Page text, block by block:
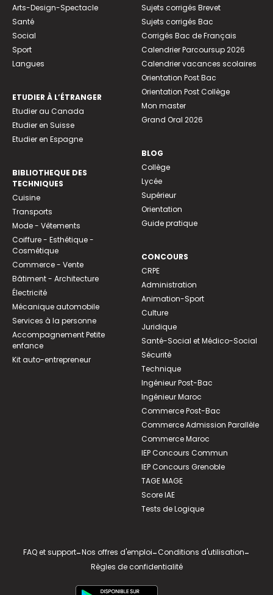
Arts-Design-Spectacle
Santé
Social
Sport
Langues
ETUDIER À L’ÉTRANGER
Etudier au Canada
Etudier en Suisse
Etudier en Espagne
BIBLIOTHEQUE DES
TECHNIQUES
Cuisine
Transports
Mode - Vêtements
Coiffure - Esthétique -
Cosmétique
Commerce - Vente
Bâtiment - Architecture
Électricité
Mécanique automobile
Services à la personne
Accompagnement Petite
enfance
Kit auto-entrepreneur
Sujets corrigés Brevet
Sujets corrigés Bac
Corrigés Bac de Français
Calendrier Parcoursup 2026
Calendrier vacances scolaires
Orientation Post Bac
Orientation Post Collège
Mon master
Grand Oral 2026
BLOG
Collège
Lycée
Supérieur
Orientation
Guide pratique
CONCOURS
CRPE
Administration
Animation-Sport
Culture
Juridique
Santé-Social et Médico-Social
Sécurité
Technique
Ingénieur Post-Bac
Ingénieur Maroc
Commerce Post-Bac
Commerce Admission Parallèle
Commerce Maroc
IEP Concours Commun
IEP Concours Grenoble
TAGE MAGE
Score IAE
Tests de Logique
FAQ et support-Nos offres d'emploi-Conditions d'utilisation-
Règles de confidentialité